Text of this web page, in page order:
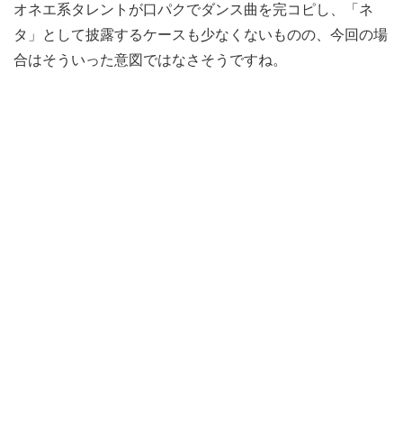
オネエ系タレントが口パクでダンス曲を完コピし、「ネ
タ」として披露するケースも少なくないものの、今回の場
合はそういった意図ではなさそうですね。